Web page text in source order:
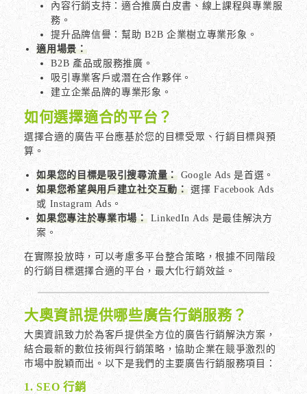
內容行銷支持：適合推廣白皮書、線上課程與專業服
務。
提升品牌信譽：幫助 B2B 企業樹立專業形象。
適用場景：
B2B 產品或服務推廣。
吸引專業客戶或潛在合作夥伴。
建立企業品牌的專業形象。
如何選擇適合的平台？
選擇合適的廣告平台應基於您的目標受眾、行銷目標與預
算。
如果您的目標是吸引搜尋流量： Google Ads 是首選。
如果您希望與用戶建立社交互動：選擇 Facebook Ads
或 Instagram Ads。
如果您專注於專業市場：LinkedIn Ads 是最佳解決方
案。
在實際投放時，可以考慮多平台整合策略，根據不同階段
的行銷目標選擇合適的平台，最大化行銷效益。
大奧資訊提供哪些廣告行銷服務？
大奧資訊致力於為客戶提供全方位的廣告行銷解決方案，
結合最新的數位技術與行銷策略，協助企業在競爭激烈的
市場中脫穎而出。以下是我們的主要廣告行銷服務項目：
1. SEO 行銷